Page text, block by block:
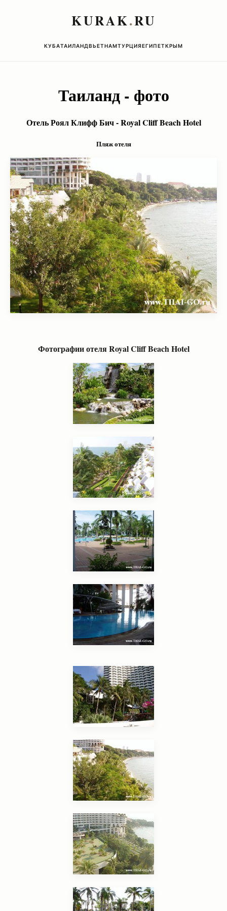
KURAK.RU
КУБАТАИЛАНДВЬЕТНАМТУРЦИЯЕГИПЕТКРЫМ
Таиланд - фото
Отель Роял Клифф Бич -Royal Cliff Beach Hotel
Пляж отеля
Фотографии отеляRoyal Cliff Beach Hotel